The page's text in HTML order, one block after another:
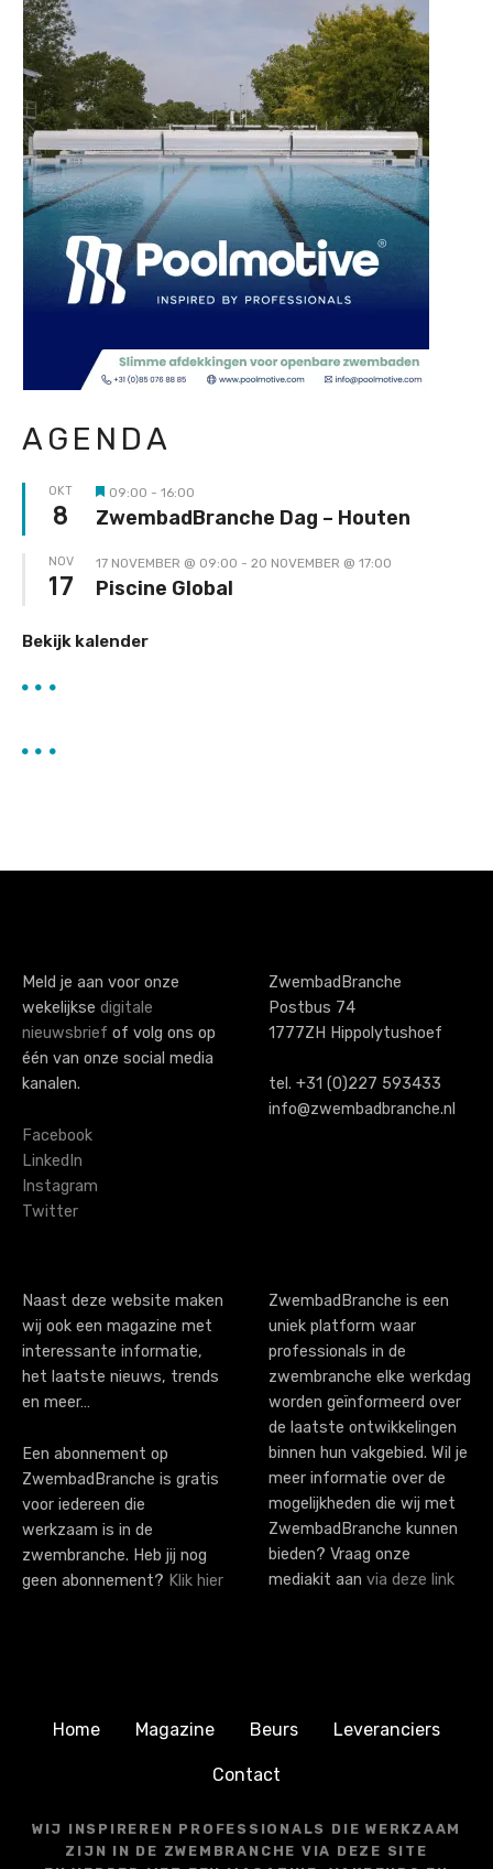
AGENDA
OKT
8 Uitgelicht
09:00 - 16:00
ZwembadBranche Dag – Houten
NOV
17
17 NOVEMBER @ 09:00 - 20 NOVEMBER @ 17:00
Piscine Global
Bekijk kalender
Meld je aan voor onze
wekelijkse digitale
nieuwsbrief of volg ons op
één van onze social media
kanalen.
Facebook
LinkedIn
Instagram
Twitter
ZwembadBranche
Postbus 74
1777ZH Hippolytushoef
tel. +31 (0)227 593433
info@zwembadbranche.nl
Naast deze website maken
wij ook een magazine met
interessante informatie,
het laatste nieuws, trends
en meer…
Een abonnement op
ZwembadBranche is gratis
voor iedereen die
werkzaam is in de
zwembranche. Heb jij nog
geen abonnement? Klik hier
ZwembadBranche is een
uniek platform waar
professionals in de
zwembranche elke werkdag
worden geïnformeerd over
de laatste ontwikkelingen
binnen hun vakgebied. Wil je
meer informatie over de
mogelijkheden die wij met
ZwembadBranche kunnen
bieden? Vraag onze
mediakit aan via deze link
Home Magazine Beurs Leveranciers
Contact
WIJ INSPIREREN PROFESSIONALS DIE WERKZAAM
ZIJN IN DE ZWEMBRANCHE VIA DEZE SITE